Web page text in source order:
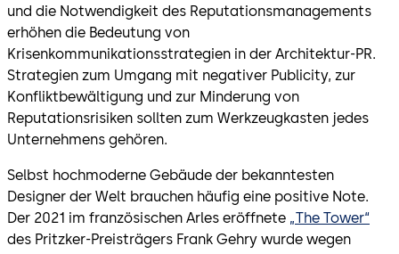
und die Notwendigkeit des Reputationsmanagements
erhöhen die Bedeutung von
Krisenkommunikationsstrategien in der Architektur-PR.
Strategien zum Umgang mit negativer Publicity, zur
Konfliktbewältigung und zur Minderung von
Reputationsrisiken sollten zum Werkzeugkasten jedes
Unternehmens gehören.
Selbst hochmoderne Gebäude der bekanntesten
Designer der Welt brauchen häufig eine positive Note.
Der 2021 im französischen Arles eröffnete „The Tower“
des Pritzker-Preisträgers Frank Gehry wurde wegen